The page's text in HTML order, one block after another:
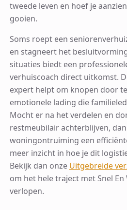
tweede leven en hoef je
gooien.
Soms roept een
en stagneert het
situaties biedt een
verhuiscoach direct uitkomst.
expert helpt om knopen door
emotionele lading die
Mocht er na het verdelen en
restmeubilair achterblijven,
woningontruiming een
meer inzicht in hoe je dit
Bekijk dan onze Uitgebreide
om het hele traject met Snel En
verlopen.